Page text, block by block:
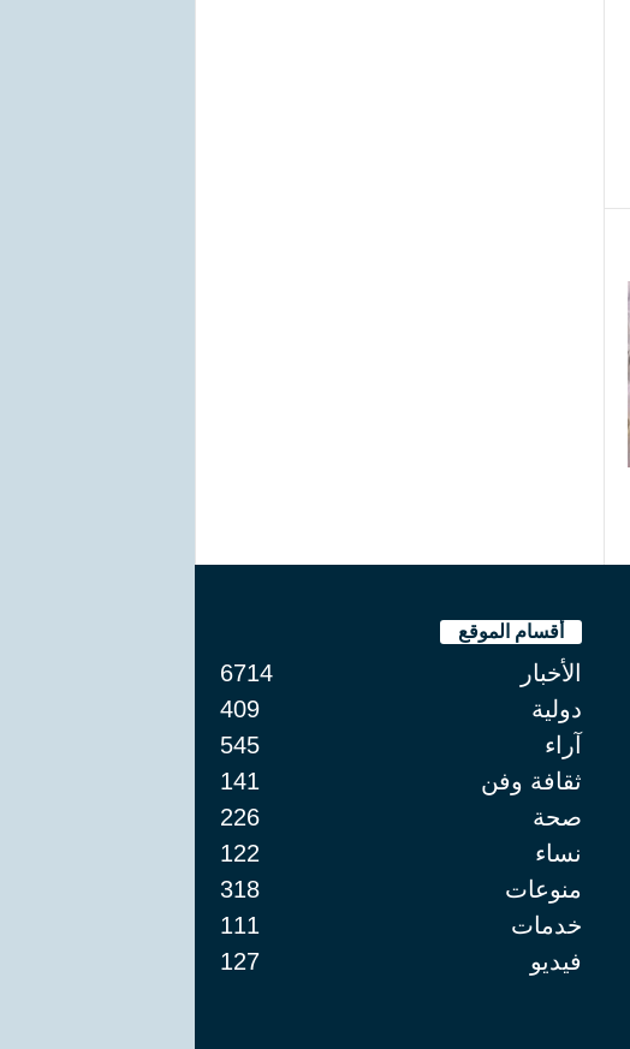
أقسام الموقع
الأخبار
6714
دولية
409
آراء
545
ثقافة وفن
141
صحة
226
نساء
122
منوعات
318
خدمات
111
فيديو
127